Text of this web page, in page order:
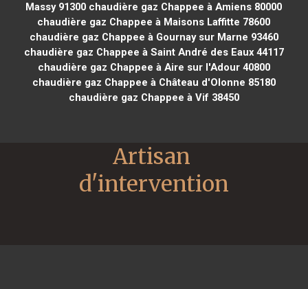
Massy 91300 chaudière gaz Chappee à Amiens 80000
chaudière gaz Chappee à Maisons Laffitte 78600
chaudière gaz Chappee à Gournay sur Marne 93460
chaudière gaz Chappee à Saint André des Eaux 44117
chaudière gaz Chappee à Aire sur l'Adour 40800
chaudière gaz Chappee à Château d'Olonne 85180
chaudière gaz Chappee à Vif 38450
Artisan
d'intervention